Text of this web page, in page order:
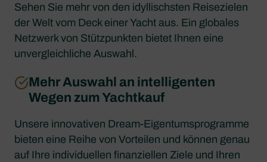
Sehen Sie mehr von den idyllischsten Reisezielen
der Welt vom Deck einer Yacht aus. Ein globales
Netzwerk von Stützpunkten bietet Ihnen eine
unvergleichliche Auswahl.
Mehr Auswahl an intelligenten
Wegen zum Yachtkauf
Unsere innovativen Dream-Eigentumsprogramme
bieten eine Reihe von Vorteilen und können genau
auf Ihre individuellen finanziellen Ziele und Ihren